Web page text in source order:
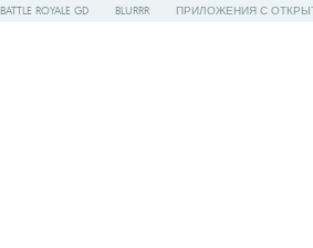
BATTLE ROYALE GD BLURRR ПРИЛОЖЕНИЯ С